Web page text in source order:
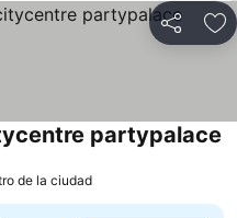
Compartir
partypalace
de la ciudad